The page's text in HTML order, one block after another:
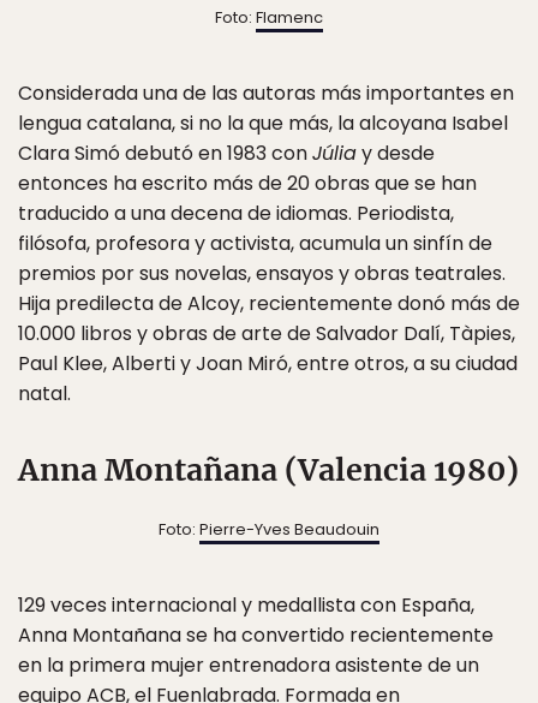
Foto: Flamenc
Considerada una de las autoras más importantes en
lengua catalana, si no la que más, la alcoyana Isabel
Clara Simó debutó en 1983 conJúliay desde
entonces ha escrito más de 20 obras que se han
traducido a una decena de idiomas. Periodista,
filósofa, profesora y activista, acumula un sinfín de
premios por sus novelas, ensayos y obras teatrales.
Hija predilecta de Alcoy, recientemente donó más de
10.000 libros y obras de arte de Salvador Dalí, Tàpies,
Paul Klee, Alberti y Joan Miró, entre otros, a su ciudad
natal.
Anna Montañana (Valencia 1980)
Foto: Pierre-Yves Beaudouin
129 veces internacional y medallista con España,
Anna Montañana se ha convertido recientemente
en la primera mujer entrenadora asistente de un
equipo ACB, el Fuenlabrada. Formada en